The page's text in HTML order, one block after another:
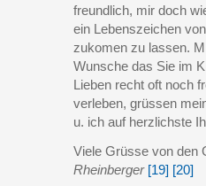
freundlich, mir doch
ein Lebenszeichen
zukomen zu lassen.
Wunsche das Sie im
Lieben recht oft noch
verleben, grüssen
u. ich auf herzlichste
Viele Grüsse von den
Rheinberger [19] [20]